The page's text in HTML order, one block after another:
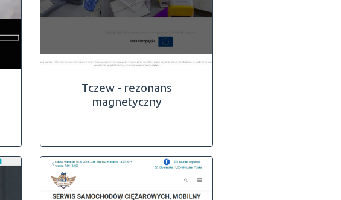
Tczew - rezonans
magnetyczny